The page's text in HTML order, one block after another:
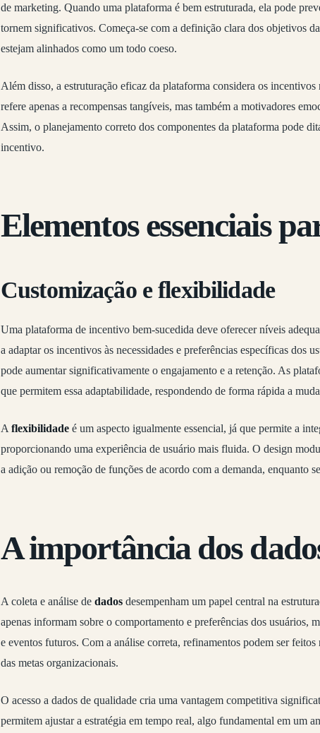
de marketing. Quando uma plataforma é bem estruturada, ela pode
tornem significativos. Começa-se com a definição clara dos objetivos
estejam alinhados como um todo coeso.
Além disso, a estruturação eficaz da plataforma considera os
refere apenas a recompensas tangíveis, mas também a motivadores
Assim, o planejamento correto dos componentes da plataforma pode
incentivo.
Elementos essenciais
Customização e flexibilidade
Uma plataforma de incentivo bem-sucedida deve oferecer níveis
a adaptar os incentivos às necessidades e preferências específicas dos
pode aumentar significativamente o engajamento e a retenção. As
que permitem essa adaptabilidade, respondendo de forma rápida a
Aflexibilidade é um aspecto igualmente essencial, já que permite a
proporcionando uma experiência de usuário mais fluida. O design
a adição ou remoção de funções de acordo com a demanda, enquanto
A importância dos
A coleta e análise de dados desempenham um papel central na
apenas informam sobre o comportamento e preferências dos usuários,
e eventos futuros. Com a análise correta, refinamentos podem ser
das metas organizacionais.
O acesso a dados de qualidade cria uma vantagem competitiva
permitem ajustar a estratégia em tempo real, algo fundamental em um